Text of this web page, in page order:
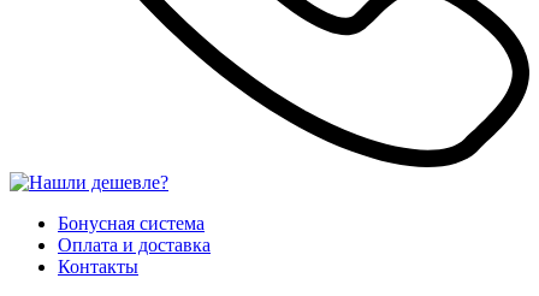
Бонусная система
Оплата и доставка
Контакты